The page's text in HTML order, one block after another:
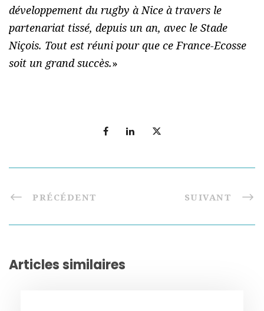
développement du rugby à Nice à travers le
partenariat tissé, depuis un an, avec le Stade
Niçois. Tout est réuni pour que ce France-Ecosse
soit un grand succès.»
PRÉCÉDENT SUIVANT
Articles similaires